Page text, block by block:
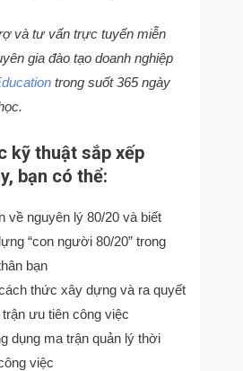
và tư vấn trực tuyến miễn
gia đào tạo doanh nghiệp
trong suốt 365 ngày
kỹ thuật sắp xếp
bạn có thể:
về nguyên lý 80/20 và biết
“con người 80/20” trong
bạn
thức xây dựng và ra quyết
ưu tiên công việc
dụng ma trận quản lý thời
việc